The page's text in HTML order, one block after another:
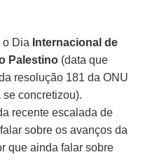
o Dia Internacional de
Palestino (data que
resolução 181 da ONU
concretizou).
recente escalada de
sobre os avanços da
que ainda falar sobre